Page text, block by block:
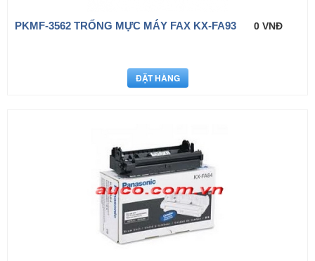
PKMF-3562 TRỐNG MỰC MÁY FAX KX-FA93 0 VNĐ